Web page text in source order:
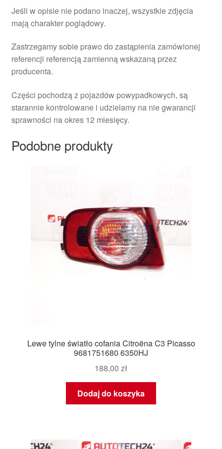
Jeśli w opisie nie podano inaczej, wszystkie zdjęcia
mają charakter poglądowy.
Zastrzegamy sobie prawo do zastąpienia zamówionej
referencji referencją zamienną wskazaną przez
producenta.
Części pochodzą z pojazdów powypadkowych, są
starannie kontrolowane i udzielamy na nie gwarancji
sprawności na okres 12 miesięcy.
Podobne produkty
Lewe tylne światło cofania Citroëna C3 Picasso
9681751680 6350HJ
188,00 zł
Dodaj do koszyka